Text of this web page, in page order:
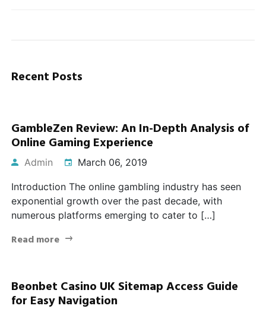
Recent Posts
GambleZen Review: An In-Depth Analysis of
Online Gaming Experience
Admin March 06, 2019
Introduction The online gambling industry has seen
exponential growth over the past decade, with
numerous platforms emerging to cater to […]
Read more
Beonbet Casino UK Sitemap Access Guide
for Easy Navigation